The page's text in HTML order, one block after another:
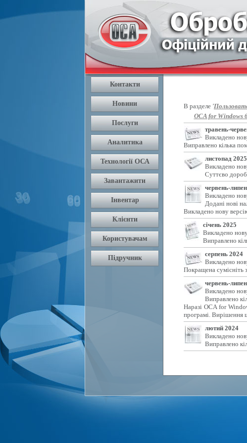
В разделе '
OCA for Windows
травень-
Викладено
Виправлено кілька
листопад 2025
Викладено
Суттєво
червень-
Викладено
Додані нові
Викладено нову
січень 2025
Викладено
Виправлено
серпень 2024
Викладено
Покращена сумісніть
червень-
Викладено
Виправлено
Наразі OCA for
програмі. Вирішення
лютий 2024
Викладено
Виправлено